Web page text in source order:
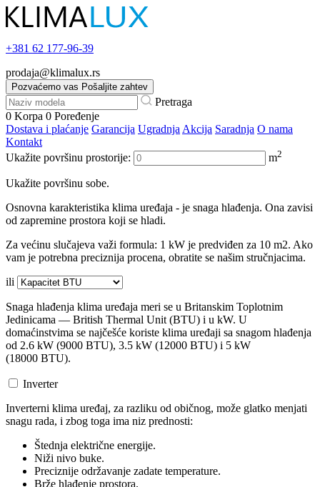
+381 62 177-96-39
prodaja@klimalux.rs
Pozvaćemo vas Pošaljite zahtev
Pretraga
0 Korpa 0 Poređenje
Dostava i plaćanje Garancija Ugradnja Akcija Saradnja O nama
Kontakt
Ukažite površinu prostorije:
m2
Ukažite površinu sobe.
Osnovna karakteristika klima uređaja - je snaga hlađenja. Ona zavisi
od zapremine prostora koji se hladi.
Za većinu slučajeva važi formula: 1 kW je predviđen za 10 m2. Ako
vam je potrebna preciznija procena, obratite se našim stručnjacima.
ili
Snaga hlađenja klima uređaja meri se u Britanskim Toplotnim
Jedinicama — British Thermal Unit (BTU) i u kW. U
domaćinstvima se najčešće koriste klima uređaji sa snagom hlađenja
od 2.6 kW (9000 BTU), 3.5 kW (12000 BTU) i 5 kW
(18000 BTU).
Inverter
Inverterni klima uređaj, za razliku od običnog, može glatko menjati
snagu rada, i zbog toga ima niz prednosti:
Štednja električne energije.
Niži nivo buke.
Preciznije održavanje zadate temperature.
Brže hlađenje prostora.